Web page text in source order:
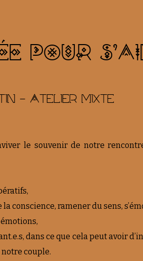
POUR
- Atelier mixte
le souvenir de notre
conscience, ramener du sens,
dans ce que cela peut avoir
couple.